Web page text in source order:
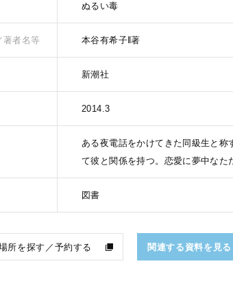
ぬるい毒
著者名等 本谷有希子‖著
新潮社
2014.3
ある夜電話をかけてきた同級生と
て彼と関係を持つ。恋愛に夢中なた
図書
所を探す／予約する 関連する資料を見る